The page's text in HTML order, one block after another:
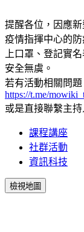
提醒各位，因應
疫情指揮中心的
上口罩、登記實
安全無虞。
若有活動相關問題
https://t.me/
或是直接聯繫主持
課程講座
社群活動
資訊科技
檢視地圖